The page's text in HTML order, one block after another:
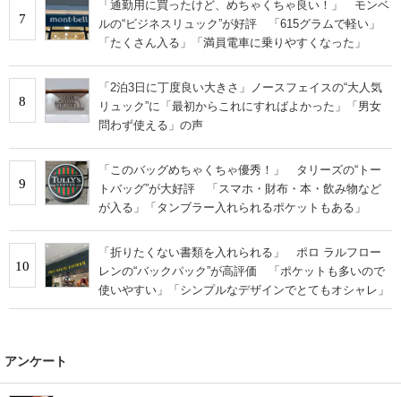
7
「通勤用に買ったけど、めちゃくちゃ良い！」 モンベ
ルの“ビジネスリュック”が好評 「615グラムで軽い」
「たくさん入る」「満員電車に乗りやすくなった」
8
「2泊3日に丁度良い大きさ」ノースフェイスの“大人気
リュック”に「最初からこれにすればよかった」「男女
問わず使える」の声
9
「このバッグめちゃくちゃ優秀！」 タリーズの“トー
トバッグ”が大好評 「スマホ・財布・本・飲み物など
が入る」「タンブラー入れられるポケットもある」
10
「折りたくない書類を入れられる」 ポロ ラルフロー
レンの“バックパック”が高評価 「ポケットも多いので
使いやすい」「シンプルなデザインでとてもオシャレ」
アンケート